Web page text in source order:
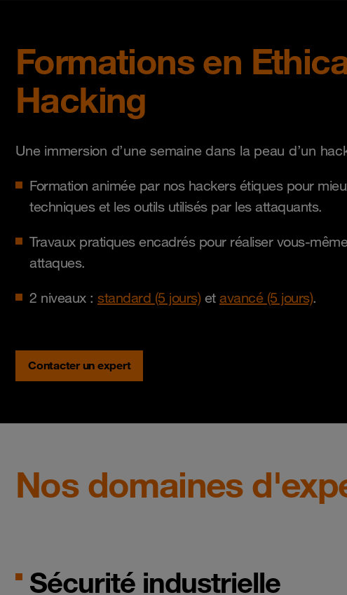
Formations en
Hacking
Une immersion d’une semaine dans la peau d’un
Formation animée par nos hackers étiques pour
techniques et les outils utilisés par les attaquants.
Travaux pratiques encadrés pour réaliser vous-
attaques.
2 niveaux : standard (5 jours)et avancé (5 jours).
Contacter un expert
Nos domaines
Sécurité industrielle